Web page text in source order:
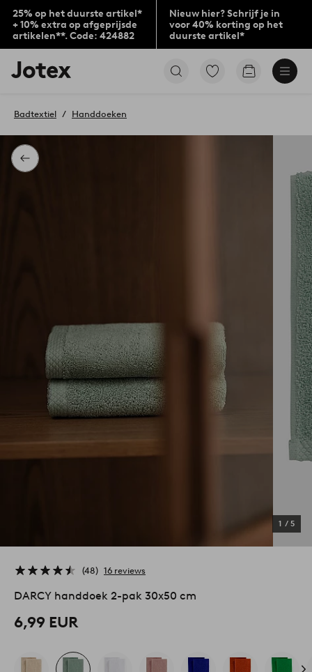
25% op het duurste artikel*
+ 10% extra op afgeprijsde
artikelen**. Code: 424882
Nieuw hier? Schrijf je in
voor 40% korting op het
duurste artikel*
Jotex
logo
to
home
page
Ga
Go
Terug
Badtextiel Handdoeken
1 / 5
48 16 reviews
DARCY handdoek 2-pak 30x50 cm
6,99 EUR